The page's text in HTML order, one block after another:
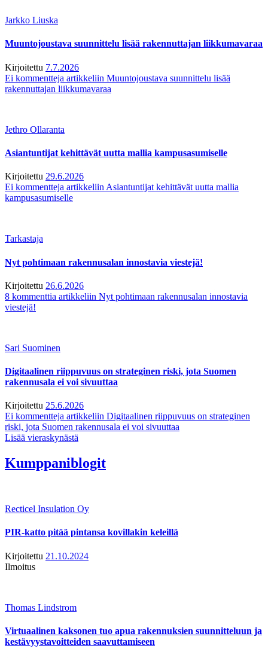
Jarkko Liuska
Muuntojoustava suunnittelu lisää rakennuttajan liikkumavaraa
Kirjoitettu 7.7.2026
Ei kommentteja artikkeliin Muuntojoustava suunnittelu lisää
rakennuttajan liikkumavaraa
Jethro Ollaranta
Asiantuntijat kehittävät uutta mallia kampusasumiselle
Kirjoitettu 29.6.2026
Ei kommentteja artikkeliin Asiantuntijat kehittävät uutta mallia
kampusasumiselle
Tarkastaja
Nyt pohtimaan rakennusalan innostavia viestejä!
Kirjoitettu 26.6.2026
8 kommenttia artikkeliin Nyt pohtimaan rakennusalan innostavia
viestejä!
Sari Suominen
Digitaalinen riippuvuus on strateginen riski, jota Suomen
rakennusala ei voi sivuuttaa
Kirjoitettu 25.6.2026
Ei kommentteja artikkeliin Digitaalinen riippuvuus on strateginen
riski, jota Suomen rakennusala ei voi sivuuttaa
Lisää vieraskynästä
Kumppaniblogit
Recticel Insulation Oy
PIR-katto pitää pintansa kovillakin keleillä
Kirjoitettu 21.10.2024
Ilmoitus
Thomas Lindstrom
Virtuaalinen kaksonen tuo apua rakennuksien suunnitteluun ja
kestävyystavoitteiden saavuttamiseen